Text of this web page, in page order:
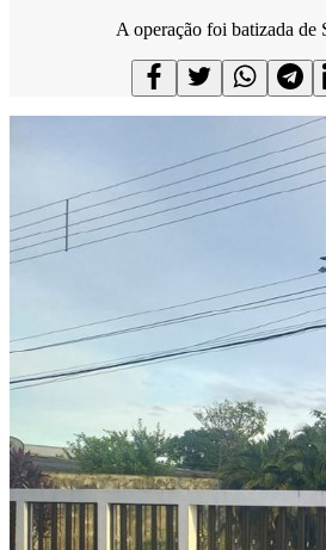
A operação foi batizada de